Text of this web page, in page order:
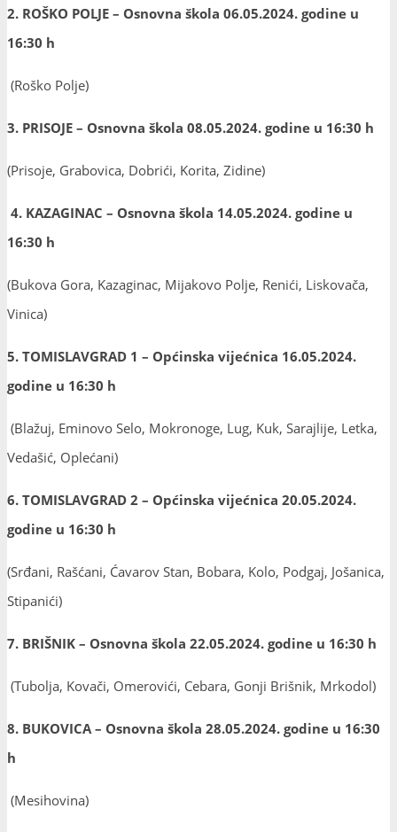
2. ROŠKO POLJE – Osnovna škola 06.05.2024. godine u
16:30 h
(Roško Polje)
3. PRISOJE – Osnovna škola 08.05.2024. godine u 16:30 h
(Prisoje, Grabovica, Dobrići, Korita, Zidine)
4. KAZAGINAC – Osnovna škola 14.05.2024. godine u
16:30 h
(Bukova Gora, Kazaginac, Mijakovo Polje, Renići, Liskovača,
Vinica)
5. TOMISLAVGRAD 1 – Općinska vijećnica 16.05.2024.
godine u 16:30 h
(Blažuj, Eminovo Selo, Mokronoge, Lug, Kuk, Sarajlije, Letka,
Vedašić, Oplećani)
6. TOMISLAVGRAD 2 – Općinska vijećnica 20.05.2024.
godine u 16:30 h
(Srđani, Rašćani, Ćavarov Stan, Bobara, Kolo, Podgaj, Jošanica,
Stipanići)
7. BRIŠNIK – Osnovna škola 22.05.2024. godine u 16:30 h
(Tubolja, Kovači, Omerovići, Cebara, Gonji Brišnik, Mrkodol)
8. BUKOVICA – Osnovna škola 28.05.2024. godine u 16:30
h
(Mesihovina)